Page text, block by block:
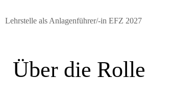
Lehrstelle als Anlagenführer/-in EFZ 2027
Über die Rolle